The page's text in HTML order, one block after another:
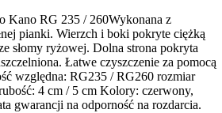
Kano RG 235 / 260Wykonana z
pianki. Wierzch i boki pokryte ciężką
słomy ryżowej. Dolna strona pokryta
Łatwe czyszczenie za pomocą
względna: RG235 / RG260 rozmiar
4 cm / 5 cm Kolory: czerwony,
gwarancji na odporność na rozdarcia.